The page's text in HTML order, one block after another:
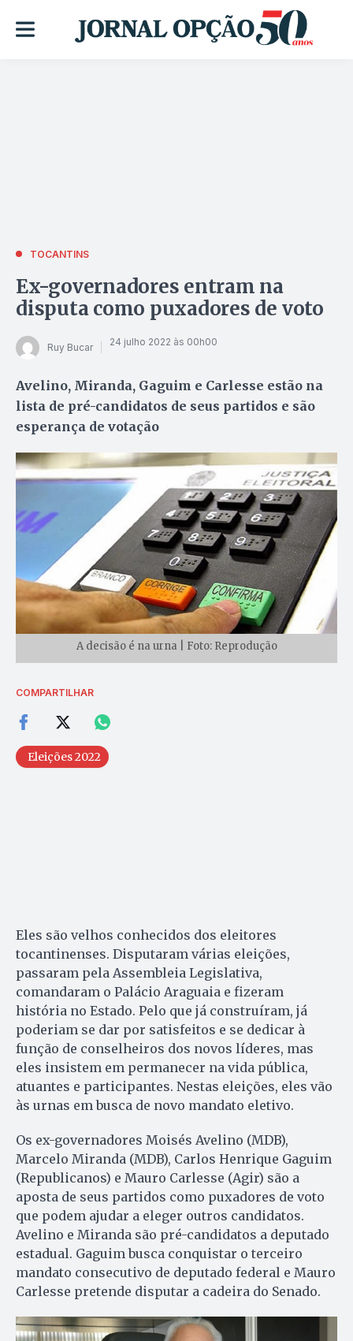
TOCANTINS
Ex-governadores entram na
disputa como puxadores de voto
Ruy Bucar 24 julho 2022 às 00h00
Avelino, Miranda, Gaguim e Carlesse estão na
lista de pré-candidatos de seus partidos e são
esperança de votação
A decisão é na urna | Foto: Reprodução
COMPARTILHAR
Eleições 2022
Eles são velhos conhecidos dos eleitores
tocantinenses. Disputaram várias eleições,
passaram pela Assembleia Legislativa,
comandaram o Palácio Araguaia e fizeram
história no Estado. Pelo que já construíram, já
poderiam se dar por satisfeitos e se dedicar à
função de conselheiros dos novos líderes, mas
eles insistem em permanecer na vida pública,
atuantes e participantes. Nestas eleições, eles vão
às urnas em busca de novo mandato eletivo.
Os ex-governadores Moisés Avelino (MDB),
Marcelo Miranda (MDB), Carlos Henrique Gaguim
(Republicanos) e Mauro Carlesse (Agir) são a
aposta de seus partidos como puxadores de voto
que podem ajudar a eleger outros candidatos.
Avelino e Miranda são pré-candidatos a deputado
estadual. Gaguim busca conquistar o terceiro
mandato consecutivo de deputado federal e Mauro
Carlesse pretende disputar a cadeira do Senado.